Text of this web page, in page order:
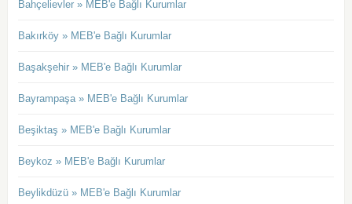
Bahçelievler » MEB'e Bağlı Kurumlar
Bakırköy » MEB'e Bağlı Kurumlar
Başakşehir » MEB'e Bağlı Kurumlar
Bayrampaşa » MEB'e Bağlı Kurumlar
Beşiktaş » MEB'e Bağlı Kurumlar
Beykoz » MEB'e Bağlı Kurumlar
Beylikdüzü » MEB'e Bağlı Kurumlar